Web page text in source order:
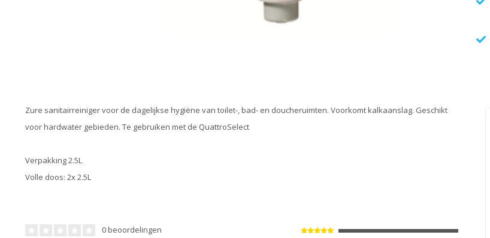
Zure sanitairreiniger voor de dagelijkse hygiëne van toilet-, bad- en doucheruimten. Voorkomt kalkaanslag. Geschikt
voor hardwater gebieden. Te gebruiken met de QuattroSelect
Verpakking 2.5L
Volle doos: 2x 2.5L
0 beoordelingen